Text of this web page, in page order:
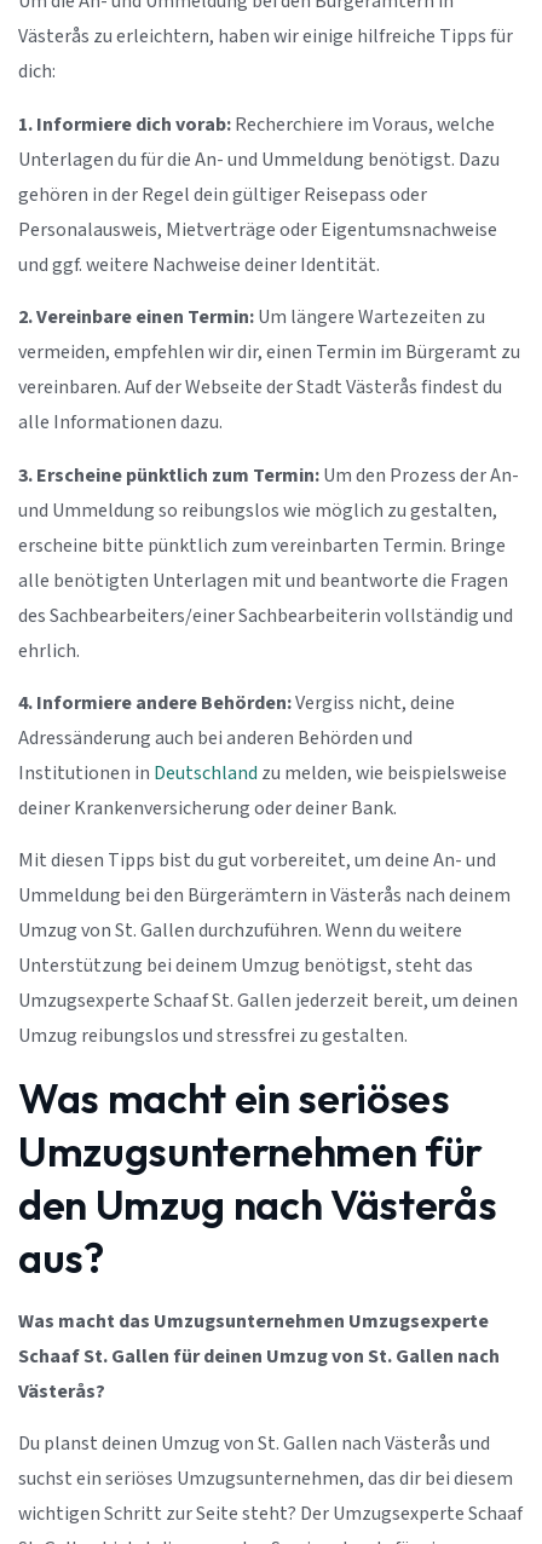
Västerås zu erleichtern, haben wir einige hilfreiche Tipps für
dich:
1. Informiere dich vorab:Recherchiere im Voraus, welche
Unterlagen du für die An- und Ummeldung benötigst. Dazu
gehören in der Regel dein gültiger Reisepass oder
Personalausweis, Mietverträge oder Eigentumsnachweise
und ggf. weitere Nachweise deiner Identität.
2. Vereinbare einen Termin:Um längere Wartezeiten zu
vermeiden, empfehlen wir dir, einen Termin im Bürgeramt zu
vereinbaren. Auf der Webseite der Stadt Västerås findest du
alle Informationen dazu.
3. Erscheine pünktlich zum Termin:Um den Prozess der An-
und Ummeldung so reibungslos wie möglich zu gestalten,
erscheine bitte pünktlich zum vereinbarten Termin. Bringe
alle benötigten Unterlagen mit und beantworte die Fragen
des Sachbearbeiters/einer Sachbearbeiterin vollständig und
ehrlich.
4. Informiere andere Behörden:Vergiss nicht, deine
Adressänderung auch bei anderen Behörden und
Institutionen in Deutschland zu melden, wie beispielsweise
deiner Krankenversicherung oder deiner Bank.
Mit diesen Tipps bist du gut vorbereitet, um deine An- und
Ummeldung bei den Bürgerämtern in Västerås nach deinem
Umzug von St. Gallen durchzuführen. Wenn du weitere
Unterstützung bei deinem Umzug benötigst, steht das
Umzugsexperte Schaaf St. Gallen jederzeit bereit, um deinen
Umzug reibungslos und stressfrei zu gestalten.
Was macht ein seriöses
Umzugsunternehmen für
den Umzug nach Västerås
aus?
Was macht das Umzugsunternehmen Umzugsexperte
Schaaf St. Gallen für deinen Umzug von St. Gallen nach
Västerås?
Du planst deinen Umzug von St. Gallen nach Västerås und
suchst ein seriöses Umzugsunternehmen, das dir bei diesem
wichtigen Schritt zur Seite steht? Der Umzugsexperte Schaaf